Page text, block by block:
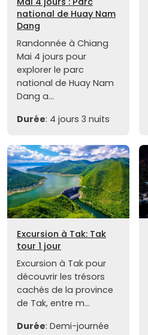
national de Huay Nam
Dang
Randonnée à Chiang
Mai 4 jours pour
explorer le parc
national de Huay Nam
Dang a...
Durée: 4 jours 3 nuits
Excursion à Tak: Tak
tour 1 jour
Excursion à Tak pour
découvrir les trésors
cachés de la province
de Tak, entre m...
Durée: Demi-journée